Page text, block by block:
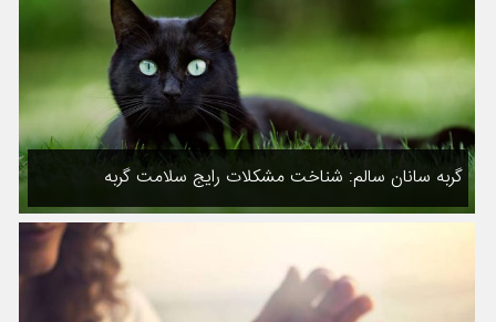
گربه سانان سالم: شناخت مشکلات رایج سلامت گربه